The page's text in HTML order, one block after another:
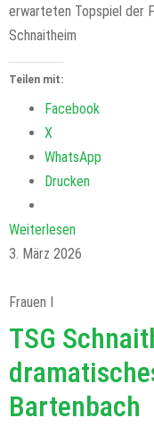
erwarteten Topspiel der
Schnaitheim
Teilen mit:
Facebook
X
WhatsApp
Drucken
Weiterlesen
3. März 2026
Frauen I
TSG
Bartenbach